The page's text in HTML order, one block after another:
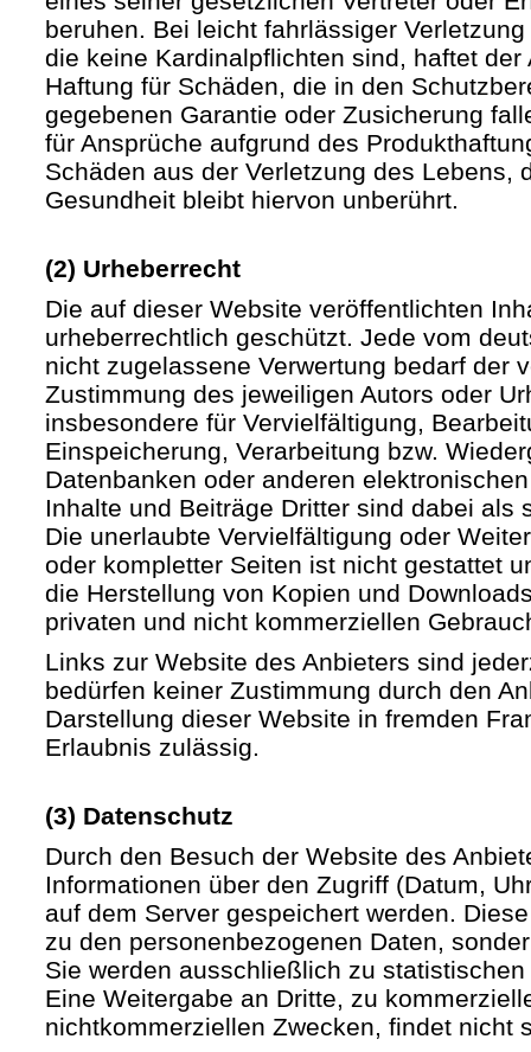
beruhen. Bei leicht fahrlässiger
die keine Kardinalpflichten sind, haftet der
Haftung für Schäden, die in den
gegebenen Garantie oder Zusicherung
für Ansprüche aufgrund des
Schäden aus der Verletzung des Lebens,
Gesundheit bleibt hiervon unberührt.
(2) Urheberrecht
Die auf dieser Website veröffentlichten
urheberrechtlich geschützt. Jede vom
nicht zugelassene Verwertung bedarf der
Zustimmung des jeweiligen Autors oder
insbesondere für Vervielfältigung,
Einspeicherung, Verarbeitung bzw.
Datenbanken oder anderen
Inhalte und Beiträge Dritter sind dabei als
Die unerlaubte Vervielfältigung oder
oder kompletter Seiten ist nicht gestattet
die Herstellung von Kopien und
privaten und nicht kommerziellen
Links zur Website des Anbieters sind
bedürfen keiner Zustimmung durch den
Darstellung dieser Website in fremden
Erlaubnis zulässig.
(3) Datenschutz
Durch den Besuch der Website des
Informationen über den Zugriff (Datum,
auf dem Server gespeichert werden.
zu den personenbezogenen Daten,
Sie werden ausschließlich zu
Eine Weitergabe an Dritte, zu
nichtkommerziellen Zwecken, findet nicht